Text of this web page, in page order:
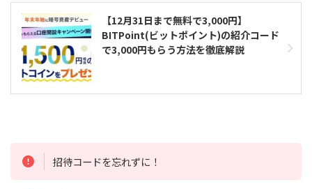
【12月31日まで無料で3,000円】
BITPoint(ビットポイント)の紹介コード
で3,000円もらう方法を徹底解説
招待コードを忘れずに！